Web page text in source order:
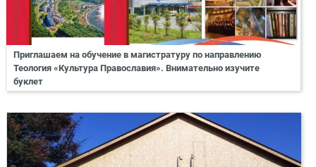
Приглашаем на обучение в магистратуру по направлению
Теология «Культура Православия». Внимательно изучите
буклет